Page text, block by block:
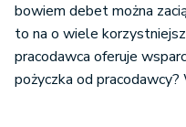
Wady i zalety pożyczki od
Pożyczka od pracodawcy
bowiem debet można
to na o wiele
pracodawca oferuje
pożyczka od